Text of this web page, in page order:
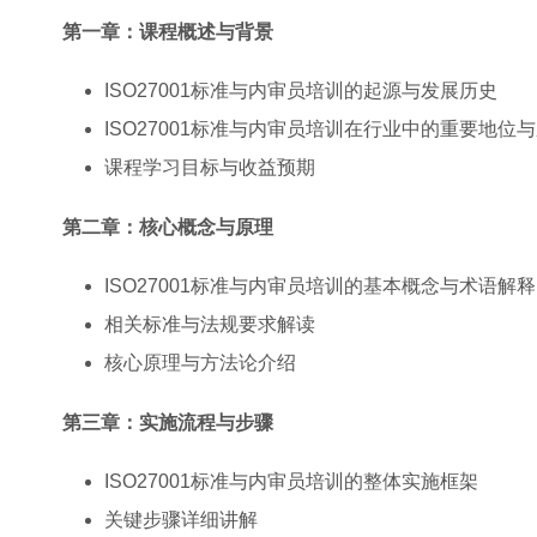
第一章：课程概述与背景
ISO27001标准与内审员培训的起源与发展历史
ISO27001标准与内审员培训在行业中的重要地位
课程学习目标与收益预期
第二章：核心概念与原理
ISO27001标准与内审员培训的基本概念与术语解释
相关标准与法规要求解读
核心原理与方法论介绍
第三章：实施流程与步骤
ISO27001标准与内审员培训的整体实施框架
关键步骤详细讲解